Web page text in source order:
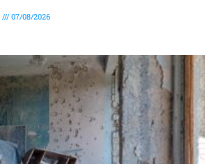
07/08/2026